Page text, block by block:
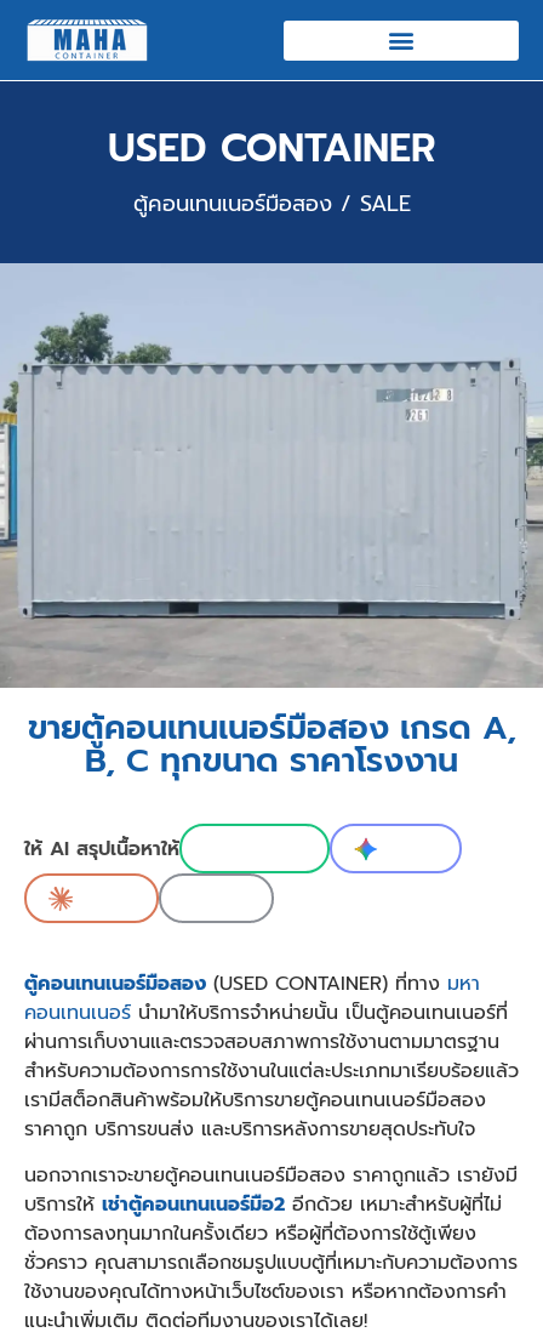
USED CONTAINER
ตู้คอนเทนเนอร์มือสอง / SALE
ขายตู้คอนเทนเนอร์มือสอง เกรด A,
B, C ทุกขนาด ราคาโรงงาน
ให้ AI สรุปเนื้อหาให้
Claude
ตู้คอนเทนเนอร์มือสอง (USED CONTAINER) ที่ทาง มหา
คอนเทนเนอร์ นำมาให้บริการจำหน่ายนั้น เป็นตู้คอนเทนเนอร์ที่
ผ่านการเก็บงานและตรวจสอบสภาพการใช้งานตามมาตรฐาน
สำหรับความต้องการการใช้งานในแต่ละประเภทมาเรียบร้อยแล้ว
เรามีสต็อกสินค้าพร้อมให้บริการขายตู้คอนเทนเนอร์มือสอง
ราคาถูก บริการขนส่ง และบริการหลังการขายสุดประทับใจ
นอกจากเราจะขายตู้คอนเทนเนอร์มือสอง ราคาถูกแล้ว เรายังมี
บริการให้ เช่าตู้คอนเทนเนอร์มือ2 อีกด้วย เหมาะสำหรับผู้ที่ไม่
ต้องการลงทุนมากในครั้งเดียว หรือผู้ที่ต้องการใช้ตู้เพียง
ชั่วคราว คุณสามารถเลือกชมรูปแบบตู้ที่เหมาะกับความต้องการ
ใช้งานของคุณได้ทางหน้าเว็บไซต์ของเรา หรือหากต้องการคำ
แนะนำเพิ่มเติม ติดต่อทีมงานของเราได้เลย!